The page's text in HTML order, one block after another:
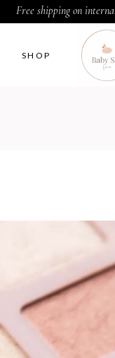
Free shipping on
SHOP